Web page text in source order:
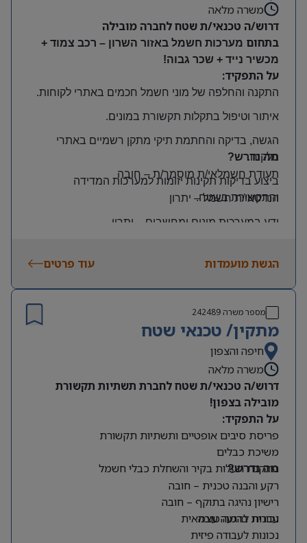
משרה מלאה
דרוש/ה טכנאי/ת שטח לחברה מובילה
בתחום מערכות חשמל באזור השרון – רכב צמוד +
מכשיר נייד + שכר גבוה!
על התפקיד:
התקנה והחלפה של מוני חשמל חכמים באתרי לקוחות.
איתור וטיפול בתקלות תקשורת במונים.
הגשה, בדיקה והחתמת תיקי מתקן רשמיים באתרי
הלקוח.
ביצוע בדיקות תקינות יזומות למערכות המדידה
והתקשורת בשטח.
מה נדרש?
תעודת חשמלאי/ת מוסמך/ת – חובה
הנדסאי/ת חשמל– יתרון
ידע במערכות מונים ומחשבים יתרון
היקף משרה:
משרה מלאה | ימים: א’-ה’ | שעות: 8:00–17:00
תנאים:
רכב צמוד וטלפון סלולרי
שכר גבוה
מיקום: קדימה צורן
הגשת מועמדות עוד פרטים
מספר משרה242489
מתקין/ טכנאי שטח
חיפה והצפון
משרה מלאה
דרוש/ה טכנאי/ת שטח לחברת תשתיות תקשורת
מובילה בצפון!
על התפקיד:
פריסת סיבים אופטיים ותשתיות תקשורת
משיכת כבלים
התקנת תעלות בקיר והשחלת כבלי חשמל
מה נדרש?
רקע והבנה טכנית – חובה
רישיון נהיגה בתוקף – חובה
עברית ברמה טובה
נכונות להגעה עצמאית
נכונות לעבודה פיזית